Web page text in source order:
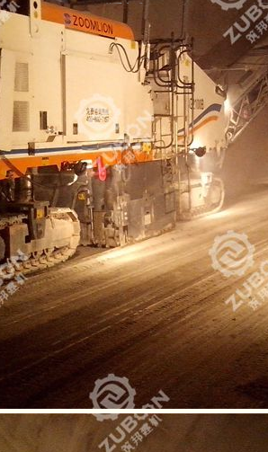
联系方式： 13707315277 全国
湘公网安备